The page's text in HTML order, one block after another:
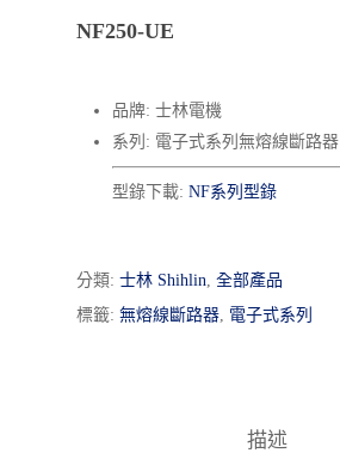
NF250-UE
品牌: 士林電機
系列: 電子式系列無熔線斷路器
型錄下載: NF系列型錄
分類: 士林 Shihlin, 全部產品
標籤: 無熔線斷路器, 電子式系列
描述